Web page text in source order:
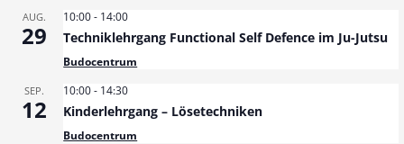
AUG.
29
10:00- 14:00
Techniklehrgang Functional Self Defence im Ju-Jutsu
Budocentrum
SEP.
12
10:00- 14:30
Kinderlehrgang – Lösetechniken
Budocentrum